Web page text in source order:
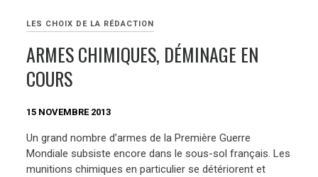
LES CHOIX DE LA RÉDACTION
ARMES CHIMIQUES, DÉMINAGE EN
COURS
15 NOVEMBRE 2013
Un grand nombre d’armes de la Première Guerre
Mondiale subsiste encore dans le sous-sol français. Les
munitions chimiques en particulier se détériorent et